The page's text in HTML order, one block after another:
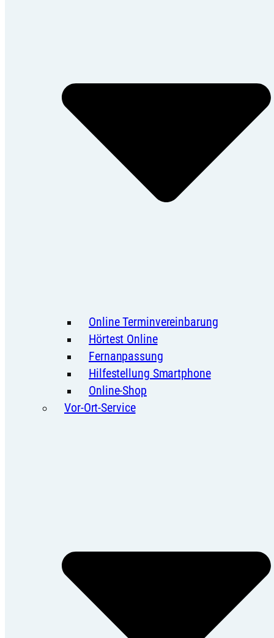
Online Terminvereinbarung
Hörtest Online
Fernanpassung
Hilfestellung Smartphone
Online-Shop
Vor-Ort-Service